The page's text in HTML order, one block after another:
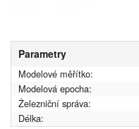
Parametry
Modelové měřítko:
Modelová epocha:
Železniční správa:
Délka: